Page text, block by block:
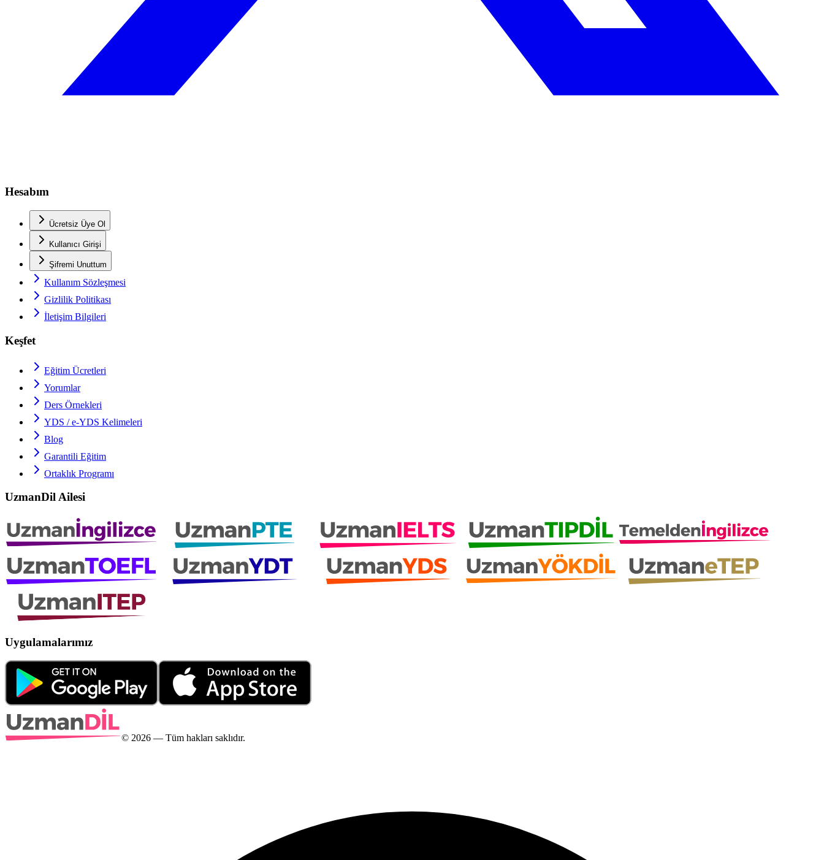
Hesabım
Ücretsiz Üye Ol
Kullanıcı Girişi
Şifremi Unuttum
Kullanım Sözleşmesi
Gizlilik Politikası
İletişim Bilgileri
Keşfet
Eğitim Ücretleri
Yorumlar
Ders Örnekleri
YDS / e-YDS Kelimeleri
Blog
Garantili Eğitim
Ortaklık Programı
UzmanDil Ailesi
Uygulamalarımız
© 2026 — Tüm hakları saklıdır.